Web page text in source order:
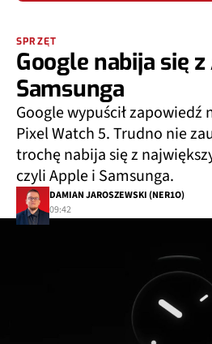
SPRZĘT
Google nabija się
Samsunga
Google wypuścił zapowiedź
Pixel Watch 5. Trudno nie
trochę nabija się z
czyli Apple i Samsunga.
DAMIAN JAROSZEWSKI (NER1O)
09:42